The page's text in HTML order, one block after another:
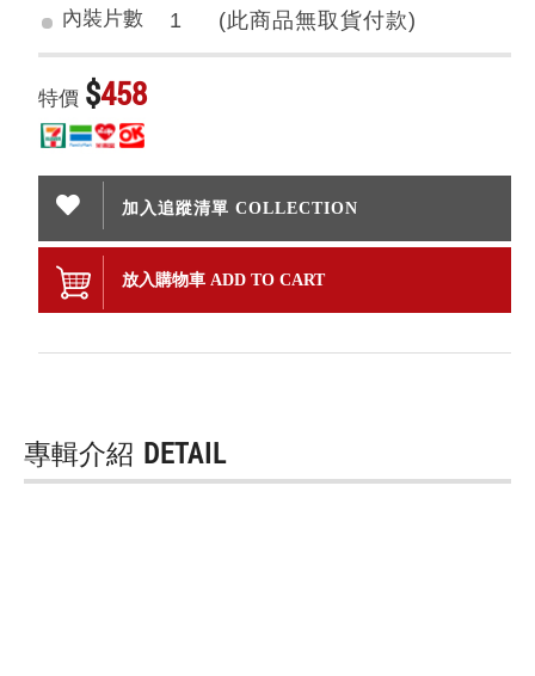
內裝片數 1 (此商品無取貨付款)
特價 $458
加入追蹤清單 COLLECTION
放入購物車 ADD TO CART
專輯介紹 DETAIL